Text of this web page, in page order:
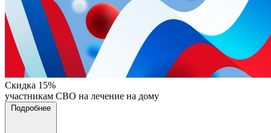
Cкидка 15%
участникам СВО на лечение на дому
Подробнее